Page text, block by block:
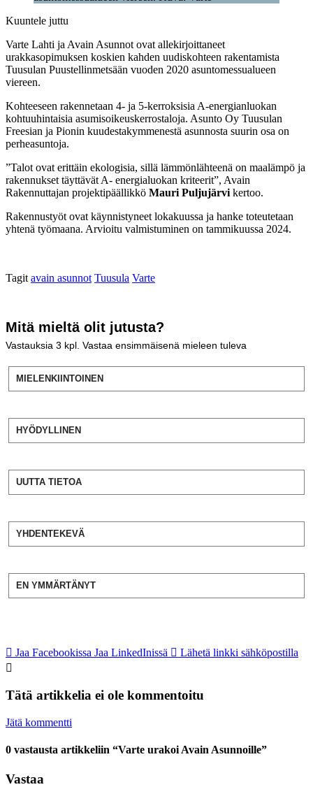
Kuuntele juttu
Varte Lahti ja Avain Asunnot ovat allekirjoittaneet
urakkasopimuksen koskien kahden uudiskohteen rakentamista
Tuusulan Puustellinmetsään vuoden 2020 asuntomessualueen
viereen.
Kohteeseen rakennetaan 4- ja 5-kerroksisia A-energianluokan
kohtuuhintaisia asumisoikeuskerrostaloja. Asunto Oy Tuusulan
Freesian ja Pionin kuudestakymmenestä asunnosta suurin osa on
perheasuntoja.
”Talot ovat erittäin ekologisia, sillä lämmönlähteenä on maalämpö ja
rakennukset täyttävät A- energialuokan kriteerit”, Avain
Rakennuttajan projektipäällikkö Mauri Puljujärvi kertoo.
Rakennustyöt ovat käynnistyneet lokakuussa ja hanke toteutetaan
yhtenä työmaana. Arvioitu valmistuminen on tammikuussa 2024.
Tagit avain asunnot Tuusula Varte
Mitä mieltä olit jutusta?
Vastauksia 3 kpl. Vastaa ensimmäisenä mieleen tuleva
MIELENKIINTOINEN
HYÖDYLLINEN
UUTTA TIETOA
YHDENTEKEVÄ
EN YMMÄRTÄNYT
Jaa Facebookissa Jaa LinkedInissä Lähetä linkki sähköpostilla
Tätä artikkelia ei ole kommentoitu
Jätä kommentti
0 vastausta artikkeliin “Varte urakoi Avain Asunnoille”
Vastaa